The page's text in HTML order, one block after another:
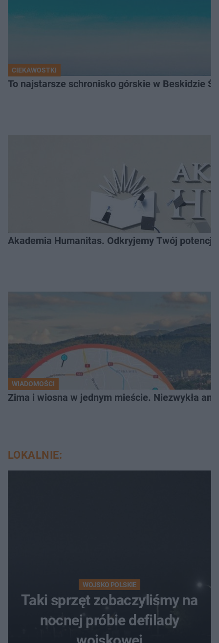
CIEKAWOSTKI
To najstarsze schronisko górskie w Beskidzie
Akademia Humanitas. Odkryjemy Twój
WIADOMOŚCI
Zima i wiosna w jednym mieście. Niezwykła
LOKALNIE:
WOJSKO POLSKIE
Taki sprzęt zobaczyliśmy na
nocnej próbie defilady